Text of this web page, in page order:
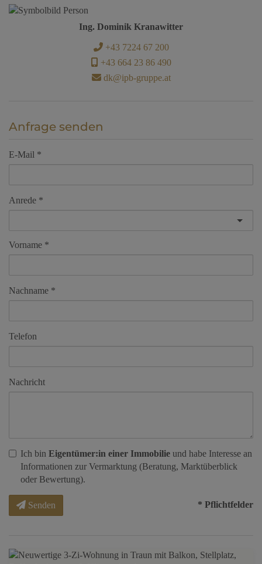
Ing. Dominik Kranawitter
+43 7224 67 200
+43 664 23 86 490
dk@ipb-gruppe.at
Anfrage senden
E-Mail
Anrede
Vorname
Nachname
Telefon
Nachricht
Ich bin Eigentümer:in einer Immobilie und habe Interesse an
Informationen zur Vermarktung (Beratung, Marktüberblick
oder Bewertung).
Senden * Pflichtfelder